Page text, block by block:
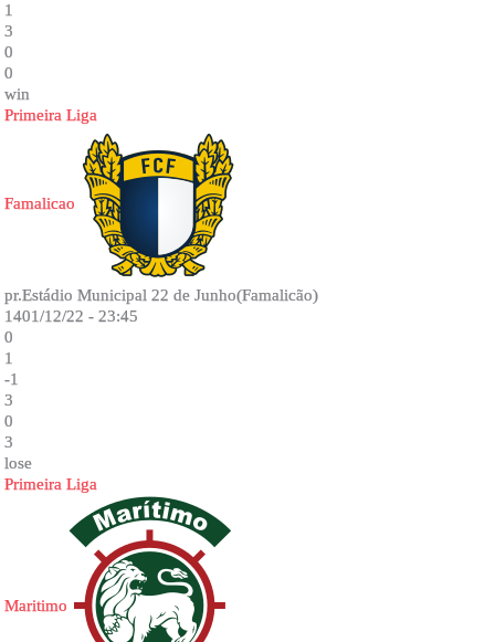
1
3
0
0
win
Primeira Liga
Famalicao
pr.Estádio Municipal 22 de Junho(Famalicão)
1401/12/22 - 23:45
0
1
-1
3
0
3
lose
Primeira Liga
Maritimo